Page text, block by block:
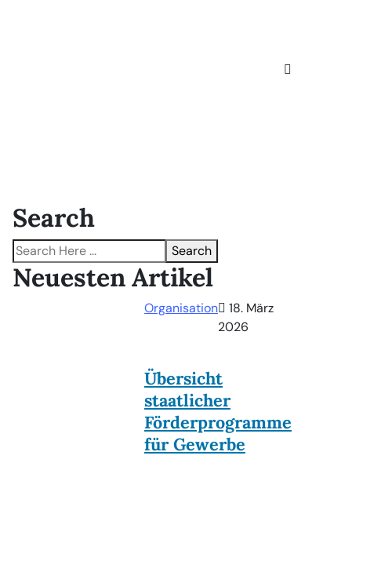
Search
Search
Neuesten Artikel
Organisation
18. März
2026
Übersicht
staatlicher
Förderprogramme
für Gewerbe